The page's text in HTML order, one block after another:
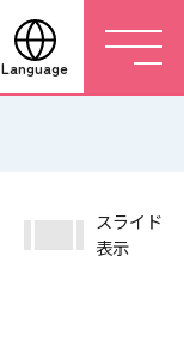
Language
スライド
表示